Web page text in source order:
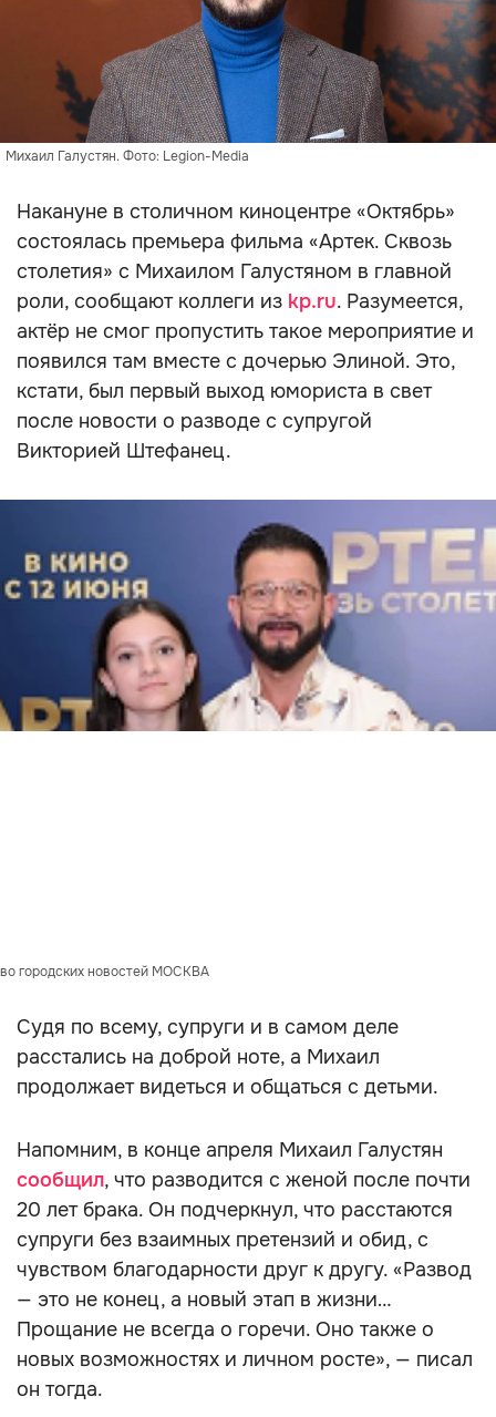
Михаил Галустян. Фото: Legion-Media
Накануне в столичном киноцентре «Октябрь»
состоялась премьера фильма «Артек. Сквозь
столетия» с Михаилом Галустяном в главной
роли, сообщают коллеги из kp.ru. Разумеется,
актёр не смог пропустить такое мероприятие и
появился там вместе с дочерью Элиной. Это,
кстати, был первый выход юмориста в свет
после новости о разводе с супругой
Викторией Штефанец.
городских новостей МОСКВА
Судя по всему, супруги и в самом деле
расстались на доброй ноте, а Михаил
продолжает видеться и общаться с детьми.
Напомним, в конце апреля Михаил Галустян
сообщил, что разводится с женой после почти
20 лет брака. Он подчеркнул, что расстаются
супруги без взаимных претензий и обид, с
чувством благодарности друг к другу. «Развод
— это не конец, а новый этап в жизни…
Прощание не всегда о горечи. Оно также о
новых возможностях и личном росте», — писал
он тогда.